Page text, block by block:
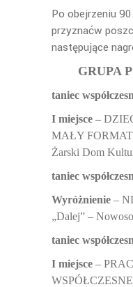
Po obejrzeniu
przyznaćw
następujące
GRUPA
taniec
I miejsce –
MAŁY FORMAT
Żarski Dom
taniec
Wyróżnienie –
„Dalej” –
taniec
I miejsce –